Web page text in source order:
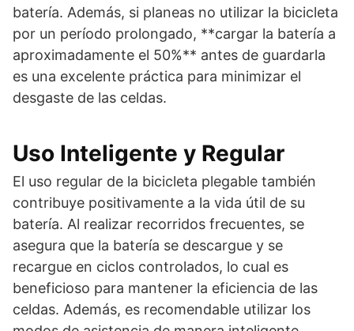
batería. Además, si planeas no utilizar la bicicleta
por un período prolongado, **cargar la batería a
aproximadamente el 50%** antes de guardarla
es una excelente práctica para minimizar el
desgaste de las celdas.
Uso Inteligente y Regular
El uso regular de la bicicleta plegable también
contribuye positivamente a la vida útil de su
batería. Al realizar recorridos frecuentes, se
asegura que la batería se descargue y se
recargue en ciclos controlados, lo cual es
beneficioso para mantener la eficiencia de las
celdas. Además, es recomendable utilizar los